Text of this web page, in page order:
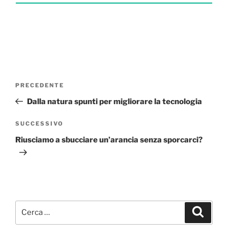
Articolo
precedente:
PRECEDENTE
Dalla natura spunti per migliorare la tecnologia
Articolo
successivo
SUCCESSIVO
Riusciamo a sbucciare un’arancia senza sporcarci?